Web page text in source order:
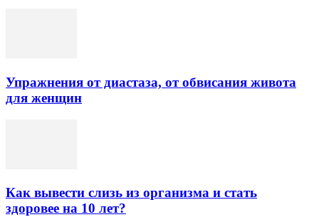
Упражнения от диастаза, от обвисания живота
для женщин
Как вывести слизь из организма и стать
здоровее на 10 лет?